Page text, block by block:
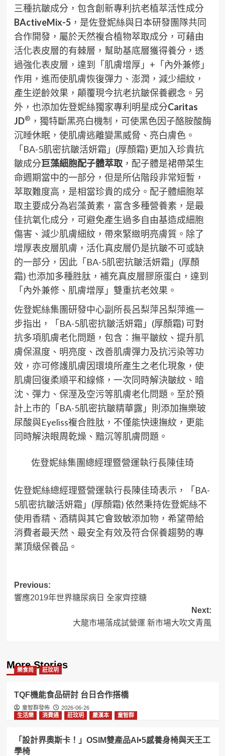
三種抗皺成分，包含創新專利抗老植萃活性成分
BActiveMix-5，是佐登妮絲與日本研發團隊共同
合作開發，屬於天然複合植物萃取成分，可藉由
活化表皮層的有棘層，幫助基底層獲得養分，透
過強化表皮層，達到「肌膚增厚」+「內外兼修」
作用，進而使肌膚恢復彈力、澎潤，減少細紋，
產生逆齡效果，顛覆現今抗老抗皺保養觀念。另
外，也添加佐登妮絲獨家專利明星成分Caritas
JD® ，獨特斷黑亮白機制，可使黑色因子酪胺酸酶
沉睡休眠，使肌膚逃離變黑威脅、亮白膚色。
「BA-5肌密抗皺活妍霜」(厚顏霜) 更加入珍貴抗
皺成分巨藻細胞配子體萃取，配子體是裙帶菜生
命週期當中的一部分，但是所佔階段非常短暫，
萃取難度高，是相當珍貴的成分。配子體細胞萃
取主要成分為岩藻黃素，富含多種營養素，是最
佳抗氧化成分，可避免產生過多自由基造成細胞
傷害、減少肌膚細紋，帶來緊緻明亮膚質。除了
增厚表皮層肌膚，活化真皮層仍是抗皺不可或缺
的一部分，因此「BA-5肌密抗皺活妍霜」(厚顏
霜) 也添加多種胜肽，補充真皮層膠原蛋白，達到
「內外兼修、肌膚增厚」雙重抗老效果。
佐登妮絲集團研發中心副所長呂梨萍呂梨萍進一
步指出，「BA-5肌密抗皺活妍霜」(厚顏霜) 可對
抗多項肌膚老化問題，包含：撫平皺紋、提升肌
膚保濕度、明亮度、改善肌膚彈力及抗污染等功
效，亦可修護肌膚因環境所產生之老化現象，使
肌膚回復柔順平和線條，一次同時解決皺紋、暗
沈、彈力、保溼及空污等肌膚老化問題。至於預
計上市的「BA-5肌密抗皺精華露」則添加撫樂玻
尿酸與Eyeliss複合胜肽，不僅能快速撫紋，更能
同時解決眼周乾燥、黯沉等肌膚問題。
佐登妮絲集團總經理暨營運執行長陳佳琦
佐登妮絲總經理暨營運執行長陳佳琦表示，「BA-
5肌密抗皺活妍霜」(厚顏霜) 依然秉持佐登妮絲不
使用香精、酒精與其它會致敏添加物，希望帶給
消費者最天然、最安全有效及符合保養趨勢的專
業頂級保養品。
Post
navigation
Previous:
響應2019年世界糖尿病日 全家齊控糖
Next:
大龍市場落成試營運 新市場大吹文青風
More Stories
樂食尚 莊玟玥
TQF機能食品研討 台日合作搭橋
童智群發佈
2026-06-26
生活樂
消費通 莊玟玥 嚴漢本 童智群
「設計界奧斯卡！」OSIM雙產品AI•5感養身椅與天王工
學椅